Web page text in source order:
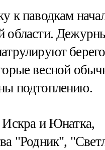
к паводкам
области.
весной
подтоплению.
Искра и Юнатка,
"Родник",